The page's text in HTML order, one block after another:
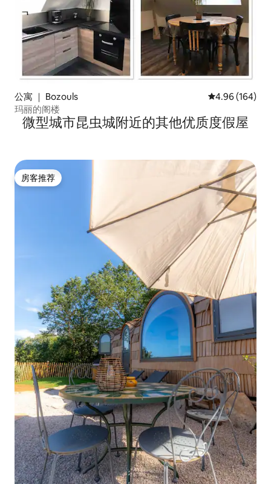
公寓 ｜ Bozouls 平均评分 4.96
4.96 (164)
玛丽的阁楼
微型城市昆虫城附近的其他优质度假屋
房客推荐
房客推荐